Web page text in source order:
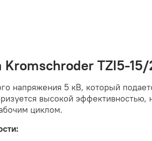
TZI5-
напряжения 5 кВ, который
высокой
циклом.